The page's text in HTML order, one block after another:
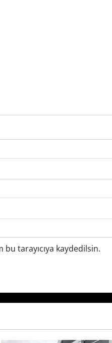
tarayıcıya kaydedilsin.